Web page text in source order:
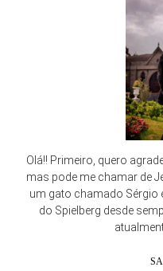
Olá!! Primeiro, quero
mas pode me chamar de
um gato chamado Sérgio
do Spielberg desde